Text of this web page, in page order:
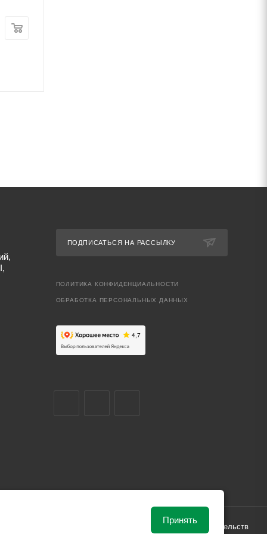
ПОДПИСАТЬСЯ НА РАССЫЛКУ
ПОЛИТИКА КОНФИДЕНЦИАЛЬНОСТИ
ОБРАБОТКА ПЕРСОНАЛЬНЫХ ДАННЫХ
от рыночной ситуации и не влекут за собой обязательств
Принять